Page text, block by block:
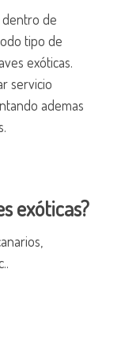
dentro de
tipo de
exóticas.
servicio
ademas
exóticas?